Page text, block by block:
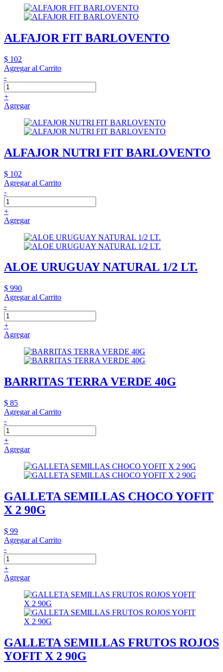
ALFAJOR FIT BARLOVENTO
$ 102
Agregar al Carrito
-
+
Agregar
ALFAJOR NUTRI FIT BARLOVENTO
$ 102
Agregar al Carrito
-
+
Agregar
ALOE URUGUAY NATURAL 1/2 LT.
$ 990
Agregar al Carrito
-
+
Agregar
BARRITAS TERRA VERDE 40G
$ 85
Agregar al Carrito
-
+
Agregar
GALLETA SEMILLAS CHOCO YOFIT
X 2 90G
$ 99
Agregar al Carrito
-
+
Agregar
GALLETA SEMILLAS FRUTOS ROJOS
YOFIT X 2 90G